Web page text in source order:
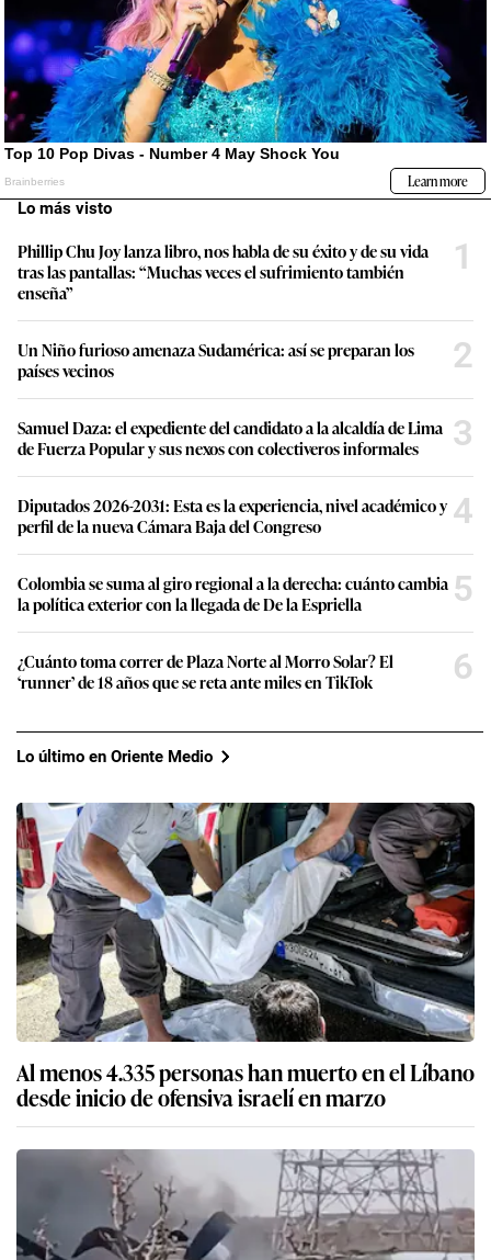
Lo más visto
Phillip Chu Joy lanza libro, nos habla de su éxito y de su vida
tras las pantallas: “Muchas veces el sufrimiento también
enseña”
1
Un Niño furioso amenaza Sudamérica: así se preparan los
países vecinos
2
Samuel Daza: el expediente del candidato a la alcaldía de Lima
de Fuerza Popular y sus nexos con colectiveros informales
3
Diputados 2026-2031: Esta es la experiencia, nivel académico y
perfil de la nueva Cámara Baja del Congreso
4
Colombia se suma al giro regional a la derecha: cuánto cambia
la política exterior con la llegada de De la Espriella
5
¿Cuánto toma correr de Plaza Norte al Morro Solar? El
‘runner’ de 18 años que se reta ante miles en TikTok
6
Lo último en Oriente Medio
Al menos 4.335 personas han muerto en el Líbano
desde inicio de ofensiva israelí en marzo